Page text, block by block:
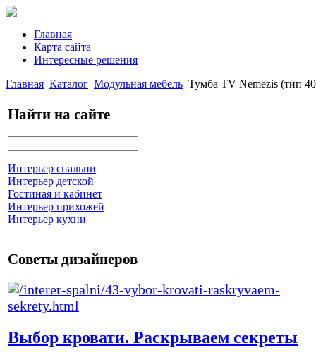
Главная
Карта сайта
Интересные решения
Главная Каталог Модульная мебель Тумба TV Nemezis (тип
Найти на сайте
Интерьер спальни
Интерьер детской
Гостиная и кабинет
Интерьер прихожей
Интерьер кухни
Советы дизайнеров
Выбор кровати. Раскрываем секреты